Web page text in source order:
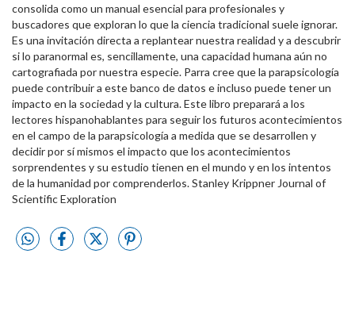
consolida como un manual esencial para profesionales y
buscadores que exploran lo que la ciencia tradicional suele ignorar.
Es una invitación directa a replantear nuestra realidad y a descubrir
si lo paranormal es, sencillamente, una capacidad humana aún no
cartografiada por nuestra especie. Parra cree que la parapsicología
puede contribuir a este banco de datos e incluso puede tener un
impacto en la sociedad y la cultura. Este libro preparará a los
lectores hispanohablantes para seguir los futuros acontecimientos
en el campo de la parapsicología a medida que se desarrollen y
decidir por sí mismos el impacto que los acontecimientos
sorprendentes y su estudio tienen en el mundo y en los intentos
de la humanidad por comprenderlos. Stanley Krippner Journal of
Scientific Exploration